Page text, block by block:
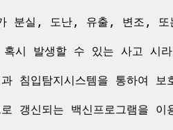
분실, 도난, 유출, 변조, 또
시 발생할 수 있는 사고 시
침입탐지시스템을 통하여
갱신되는 백신프로그램을 이